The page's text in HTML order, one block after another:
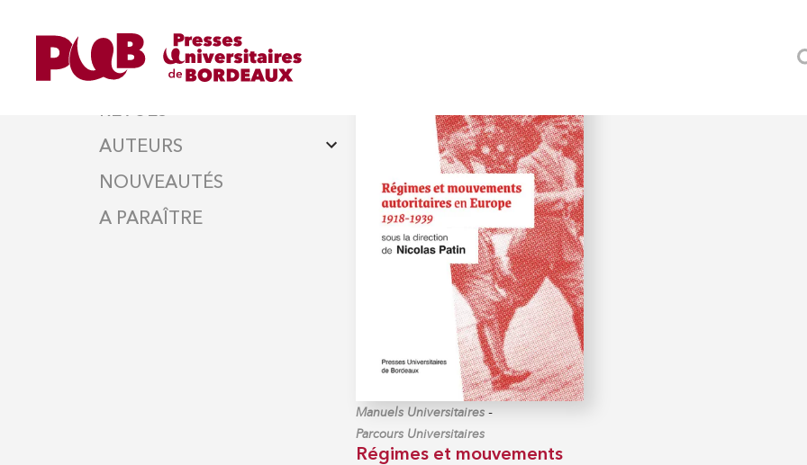
OUVRAGES
REVUES
AUTEURS
NOUVEAUTÉS
A PARAÎTRE
Manuels Universitaires-
Parcours Universitaires
Régimes et mouvements